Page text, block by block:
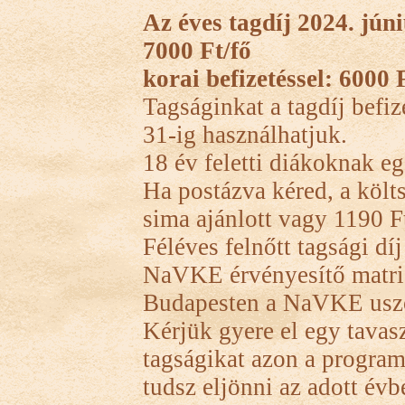
Az éves tagdíj 2024.
7000 Ft/fő
korai befizetéssel: 6000
Tagságinkat a tagdíj
31-ig használhatjuk.
18 év feletti diákoknak
Ha postázva kéred, a
sima ajánlott vagy 1190
Féléves felnőtt tagsági
NaVKE érvényesítő
Budapesten a NaVKE
Kérjük gyere el egy
tagságikat azon a
tudsz eljönni az adott